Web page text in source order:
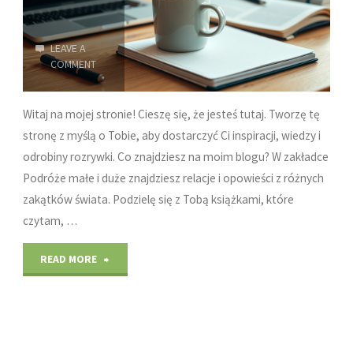
LEAVE A
COMMENT
Witaj na mojej stronie! Cieszę się, że jesteś tutaj. Tworzę tę
stronę z myślą o Tobie, aby dostarczyć Ci inspiracji, wiedzy i
odrobiny rozrywki. Co znajdziesz na moim blogu? W zakładce
Podróże małe i duże znajdziesz relacje i opowieści z różnych
zakątków świata. Podzielę się z Tobą książkami, które
czytam, …
READ MORE "Podróże,